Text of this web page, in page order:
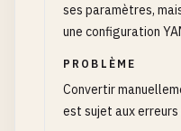
ses paramètres,
une configuration
PROBLÈME
Convertir
est sujet aux